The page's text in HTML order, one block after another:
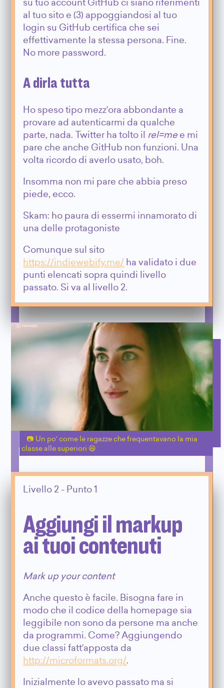
su tuo account GitHub ci siano riferimenti
al tuo sito e (3) appoggiandosi al tuo
login su GitHub certifica che sei
effettivamente la stessa persona. Fine.
No more password.
A dirla tutta
Ho speso tipo mezz'ora abbondante a
provare ad autenticarmi da qualche
parte, nada. Twitter ha tolto il rel=me e mi
pare che anche GitHub non funzioni. Una
volta ricordo di averlo usato, boh.
Insomma non mi pare che abbia preso
piede, ecco.
Skam: ho paura di essermi innamorato di
una delle protagoniste
Comunque sul sito
https://indiewebify.me/ ha validato i due
punti elencati sopra quindi livello
passato. Si va al livello 2.
Un po' come le ragazze che frequentavano la mia
classe alle superiori 😆
Livello 2 - Punto 1
Aggiungi il markup
ai tuoi contenuti
Mark up your content
Anche questo è facile. Bisogna fare in
modo che il codice della homepage sia
leggibile non sono da persone ma anche
da programmi. Come? Aggiungendo
due classi fatt'apposta da
http://microformats.org/.
Inizialmente lo avevo passato ma si